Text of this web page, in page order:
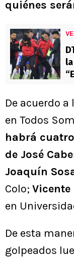
quiénes
De acuerdo
en Todos
habrá
de José
Joaquín
Colo; Vicente
en
De esta
golpeados